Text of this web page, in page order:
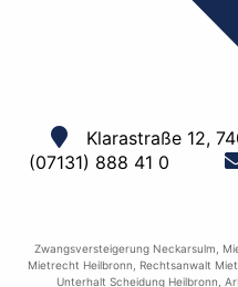
Klarastraße 12,
(07131) 888 41 0
Zwangsversteigerung Neckarsulm
Mietrecht Heilbronn
Rechtsanwalt
Unterhalt Scheidung Heilbronn